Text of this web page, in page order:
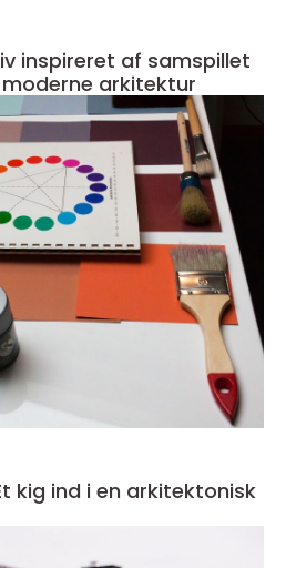
inspireret af samspillet
arkitektur
kig ind i en arkitektonisk